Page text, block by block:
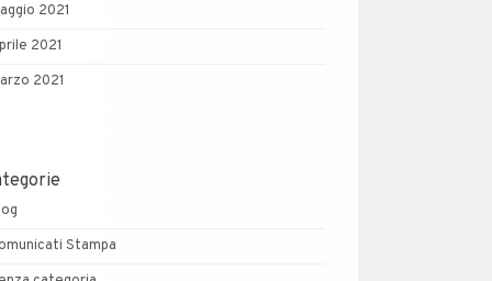
2021
2021
2021
Stampa